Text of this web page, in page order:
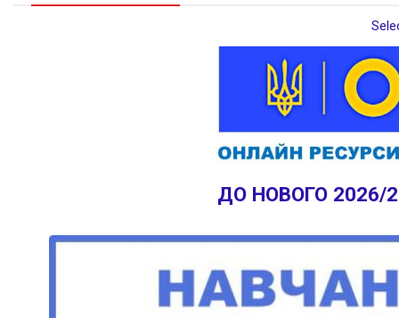
ДО НОВОГО 2026/